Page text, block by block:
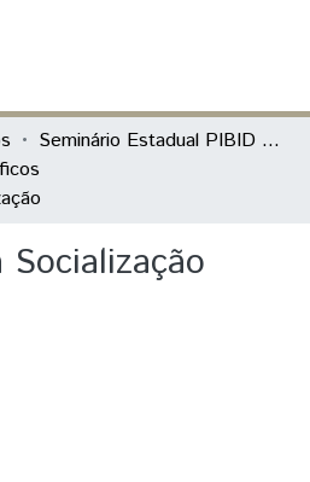
Seminário Estadual PIBID do Paraná: tecendo saberes (PIBID)